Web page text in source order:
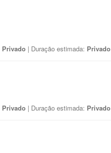
Privado | Duração estimada: Privado
Privado | Duração estimada: Privado